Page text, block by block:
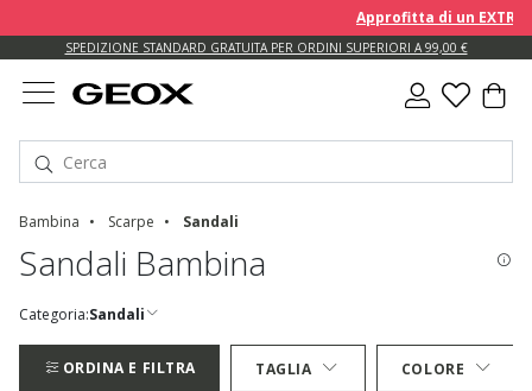
Approfitta di un EXTRA
SPEDIZIONE STANDARD GRATUITA PER ORDINI SUPERIORI A 99,00 €
Bambina Scarpe Sandali
Sandali Bambina
Categoria:Sandali
ORDINA E FILTRA TAGLIA
COLORE